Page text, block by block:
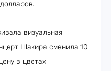
визуальная
Шакира сменила 10
в цветах